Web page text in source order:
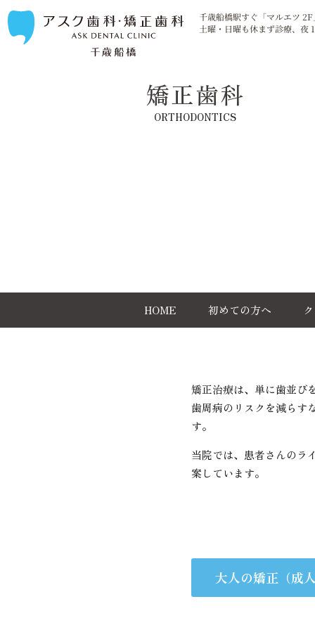
千歳船橋駅すぐ「マルエツ 2F
土曜・日曜も休まず診療、夜
矯正歯科
ORTHODONTICS
HOME 初めての方へ
矯正治療は、単に歯並び
歯周病のリスクを減らす
す。
当院では、患者さんのラ
案しています。
大人の矯正（成人